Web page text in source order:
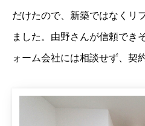
だけたので、新築ではなくリ
ました。由野さんが信頼でき
ォーム会社には相談せず、契